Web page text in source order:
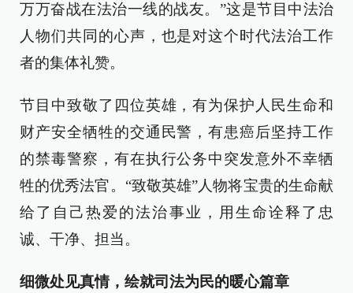
万万奋战在法治一线的战友。”这是节目中法治
人物们共同的心声，也是对这个时代法治工作
者的集体礼赞。
节目中致敬了四位英雄，有为保护人民生命和
财产安全牺牲的交通民警，有患癌后坚持工作
的禁毒警察，有在执行公务中突发意外不幸牺
牲的优秀法官。“致敬英雄”人物将宝贵的生命献
给了自己热爱的法治事业，用生命诠释了忠
诚、干净、担当。
细微处见真情，绘就司法为民的暖心篇章